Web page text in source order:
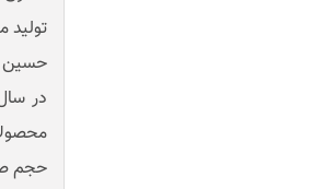
حسین
در
حجم